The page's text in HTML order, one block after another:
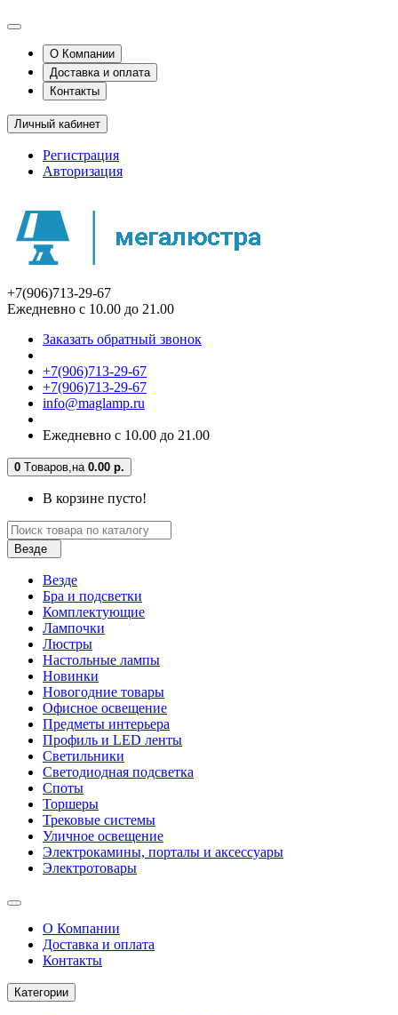
О Компании
Доставка и оплата
Контакты
Личный кабинет
Регистрация
Авторизация
+7(906)713-29-67
Ежедневно с 10.00 до 21.00
Заказать обратный звонок
+7(906)713-29-67
+7(906)713-29-67
info@maglamp.ru
Ежедневно с 10.00 до 21.00
0 Tоваров,на 0.00 р.
В корзине пусто!
Везде
Везде
Бра и подсветки
Комплектующие
Лампочки
Люстры
Настольные лампы
Новинки
Новогодние товары
Офисное освещение
Предметы интерьера
Профиль и LED ленты
Светильники
Светодиодная подсветка
Споты
Торшеры
Трековые системы
Уличное освещение
Электрокамины, порталы и аксессуары
Электротовары
О Компании
Доставка и оплата
Контакты
Категории